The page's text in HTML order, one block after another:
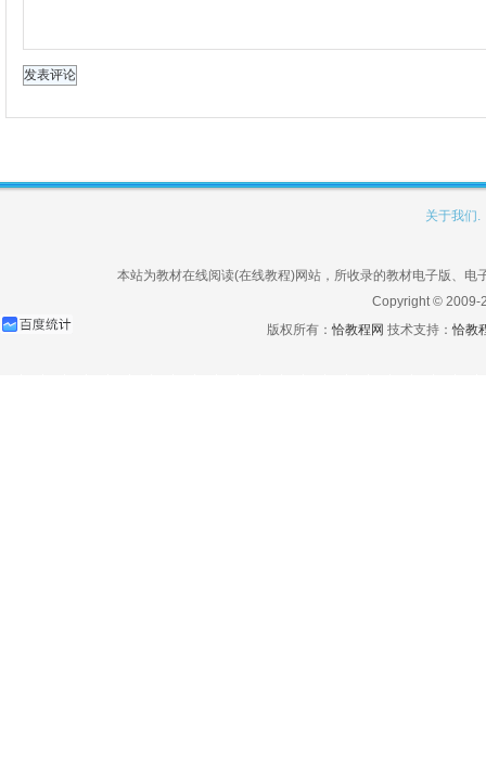
关于我们.
本站为教材在线阅读(在线教程)网站，所收录的教材电子版、
Copyright © 2009-
版权所有：恰教程网 技术支持：恰教